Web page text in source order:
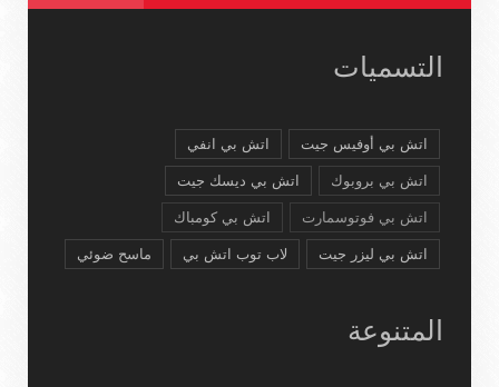
التسميات
اتش بي أوفيس جيت اتش بي انفي
اتش بي بروبوك اتش بي ديسك جيت
اتش بي فوتوسمارت اتش بي كومباك
اتش بي ليزر جيت لاب توب اتش بي ماسح ضوئي
المتنوعة